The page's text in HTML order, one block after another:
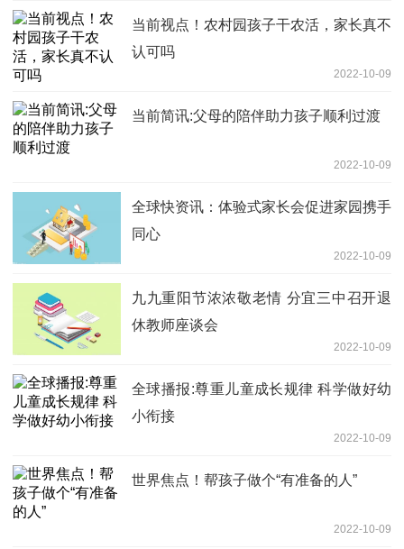
当前视点！农村园孩子干农活，家长真不
认可吗
2022-10-09
当前简讯:父母的陪伴助力孩子顺利过渡
2022-10-09
全球快资讯：体验式家长会促进家园携手
同心
2022-10-09
九九重阳节浓浓敬老情 分宜三中召开退
休教师座谈会
2022-10-09
全球播报:尊重儿童成长规律 科学做好幼
小衔接
2022-10-09
世界焦点！帮孩子做个“有准备的人”
2022-10-09